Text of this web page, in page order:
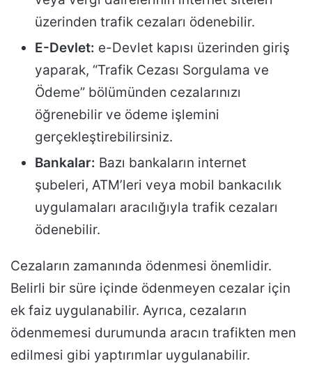
üzerinden trafik cezaları ödenebilir.
E-Devlet: e-Devlet kapısı üzerinden giriş
yaparak, “Trafik Cezası Sorgulama ve
Ödeme” bölümünden cezalarınızı
öğrenebilir ve ödeme işlemini
gerçekleştirebilirsiniz.
Bankalar: Bazı bankaların internet
şubeleri, ATM’leri veya mobil bankacılık
uygulamaları aracılığıyla trafik cezaları
ödenebilir.
Cezaların zamanında ödenmesi önemlidir.
Belirli bir süre içinde ödenmeyen cezalar için
ek faiz uygulanabilir. Ayrıca, cezaların
ödenmemesi durumunda aracın trafikten men
edilmesi gibi yaptırımlar uygulanabilir.